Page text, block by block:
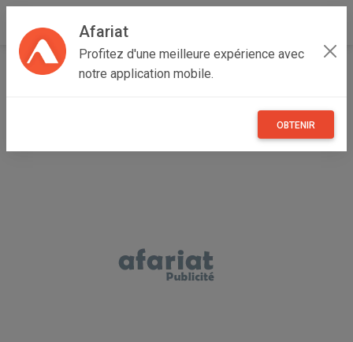
Afariat
Profitez d'une meilleure expérience avec
notre application mobile.
OBTENIR
Accueil Annonceur Sleh